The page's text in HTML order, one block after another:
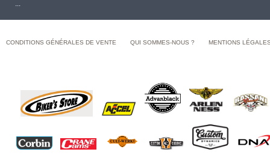
CONDITIONS GÉNÉRALES DE VENTE QUI SOMMES-NOUS ? MENTIONS